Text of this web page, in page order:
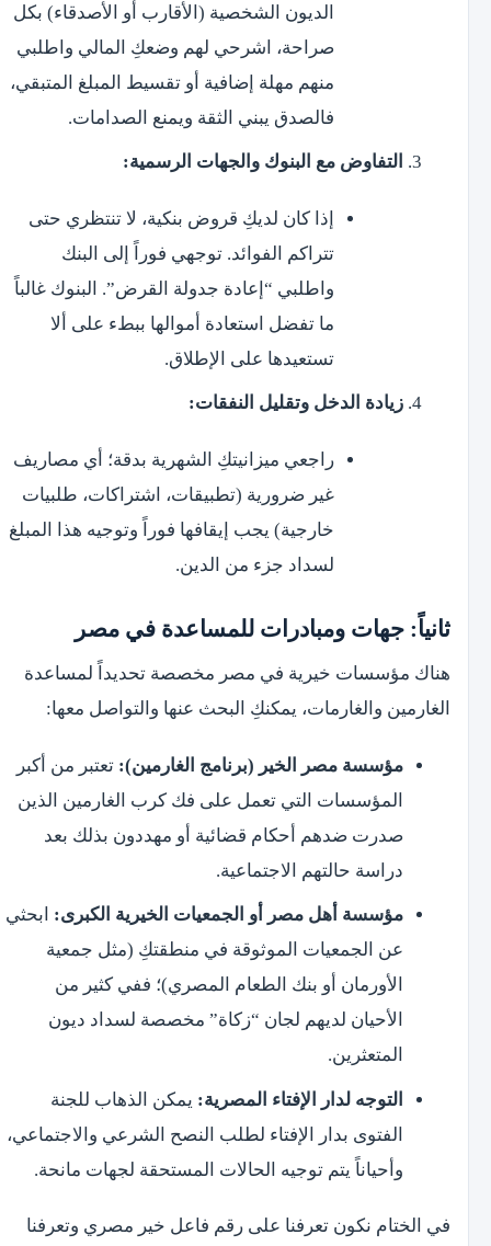
الديون الشخصية (الأقارب أو الأصدقاء) بكل
صراحة، اشرحي لهم وضعكِ المالي واطلبي
منهم مهلة إضافية أو تقسيط المبلغ المتبقي،
فالصدق يبني الثقة ويمنع الصدامات.
التفاوض مع البنوك والجهات الرسمية:
إذا كان لديكِ قروض بنكية، لا تنتظري حتى
تتراكم الفوائد. توجهي فوراً إلى البنك
واطلبي “إعادة جدولة القرض”. البنوك غالباً
ما تفضل استعادة أموالها ببطء على ألا
تستعيدها على الإطلاق.
زيادة الدخل وتقليل النفقات:
راجعي ميزانيتكِ الشهرية بدقة؛ أي مصاريف
غير ضرورية (تطبيقات، اشتراكات، طلبيات
خارجية) يجب إيقافها فوراً وتوجيه هذا المبلغ
لسداد جزء من الدين.
ثانياً: جهات ومبادرات للمساعدة في مصر
هناك مؤسسات خيرية في مصر مخصصة تحديداً لمساعدة
الغارمين والغارمات، يمكنكِ البحث عنها والتواصل معها:
مؤسسة مصر الخير (برنامج الغارمين): تعتبر من أكبر
المؤسسات التي تعمل على فك كرب الغارمين الذين
صدرت ضدهم أحكام قضائية أو مهددون بذلك بعد
دراسة حالتهم الاجتماعية.
مؤسسة أهل مصر أو الجمعيات الخيرية الكبرى: ابحثي
عن الجمعيات الموثوقة في منطقتكِ (مثل جمعية
الأورمان أو بنك الطعام المصري)؛ ففي كثير من
الأحيان لديهم لجان “زكاة” مخصصة لسداد ديون
المتعثرين.
التوجه لدار الإفتاء المصرية: يمكن الذهاب للجنة
الفتوى بدار الإفتاء لطلب النصح الشرعي والاجتماعي،
وأحياناً يتم توجيه الحالات المستحقة لجهات مانحة.
في الختام نكون تعرفنا على رقم فاعل خير مصري وتعرفنا